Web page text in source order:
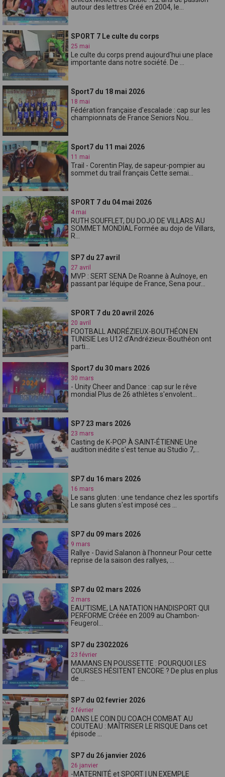
autour des lettres Créé en 2004, le...
SPORT 7 Le culte du corps
25 mai
Le culte du corps prend aujourd'hui une place
importante dans notre société. De ...
Sport7 du 18 mai 2026
18 mai
Fédération française d'escalade : cap sur les
championnats de France Seniors Nou...
Sport7 du 11 mai 2026
11 mai
Trail - Corentin Play, de sapeur-pompier au
sommet du trail français Cette semai...
SPORT 7 du 04 mai 2026
4 mai
RUTH SOUFFLET, DU DOJO DE VILLARS AU
SOMMET MONDIAL Formée au dojo de Villars,
R...
SP7 du 27 avril
27 avril
MVP : SERT SENA De Roanne à Aulnoye, en
passant par léquipe de France, Sena pour...
SPORT 7 du 20 avril 2026
20 avril
FOOTBALL ANDRÉZIEUX-BOUTHÉON EN
TUNISIE Les U12 d'Andrézieux-Bouthéon ont
parti...
Sport7 du 30 mars 2026
30 mars
- Unity Cheer and Dance : cap sur le rêve
mondial Plus de 26 athlètes s'envolent...
SP7 23 mars 2026
23 mars
Casting de K-POP À SAINT-ÉTIENNE Une
audition inédite s'est tenue au Studio 7,...
SP7 du 16 mars 2026
16 mars
Le sans gluten : une tendance chez les sportifs
Le sans gluten s'est imposé ces ...
SP7 du 09 mars 2026
9 mars
Rallye - David Salanon à l'honneur Pour cette
reprise de la saison des rallyes, ...
SP7 du 02 mars 2026
2 mars
EAU'TISME, LA NATATION HANDISPORT QUI
PERFORME Créée en 2009 au Chambon-
Feugerol...
SP7 du 23022026
23 février
MAMANS EN POUSSETTE : POURQUOI LES
COURSES HÉSITENT ENCORE ? De plus en plus
de ...
SP7 du 02 fevrier 2026
2 février
DANS LE COIN DU COACH COMBAT AU
COUTEAU : MAÎTRISER LE RISQUE Dans cet
épisode ...
SP7 du 26 janvier 2026
26 janvier
-MATERNITÉ et SPORT | UN EXEMPLE